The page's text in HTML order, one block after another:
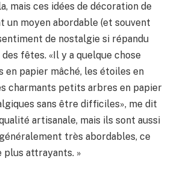
mais ces idées de décoration de
un moyen abordable (et souvent
de nostalgie si répandu
fêtes. «Il y a quelque chose
en papier mâché, les étoiles en
charmants petits arbres en papier
sans être difficiles», me dit
artisanale, mais ils sont aussi
très abordables, ce
plus attrayants. »